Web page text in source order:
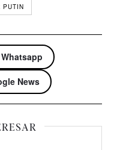
PUTIN
News